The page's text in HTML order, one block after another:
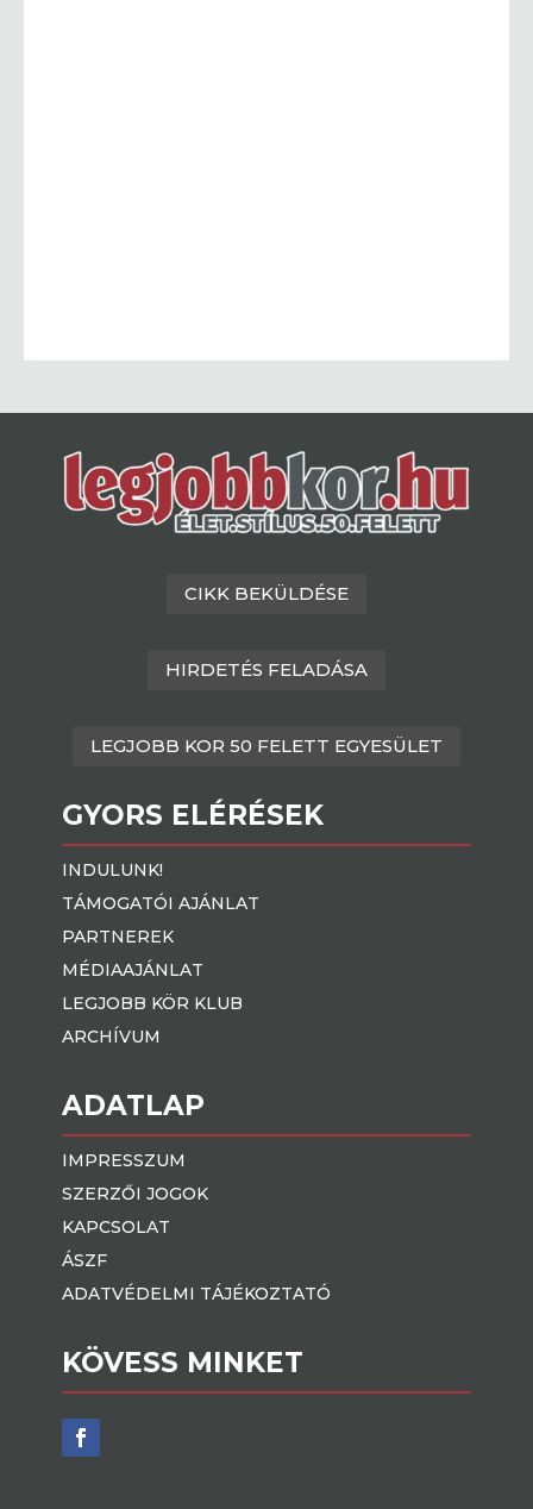
CIKK BEKÜLDÉSE
HIRDETÉS FELADÁSA
LEGJOBB KOR 50 FELETT EGYESÜLET
GYORS ELÉRÉSEK
INDULUNK!
TÁMOGATÓI AJÁNLAT
PARTNEREK
MÉDIAAJÁNLAT
LEGJOBB KÖR KLUB
ARCHÍVUM
ADATLAP
IMPRESSZUM
SZERZŐI JOGOK
KAPCSOLAT
ÁSZF
ADATVÉDELMI TÁJÉKOZTATÓ
KÖVESS MINKET